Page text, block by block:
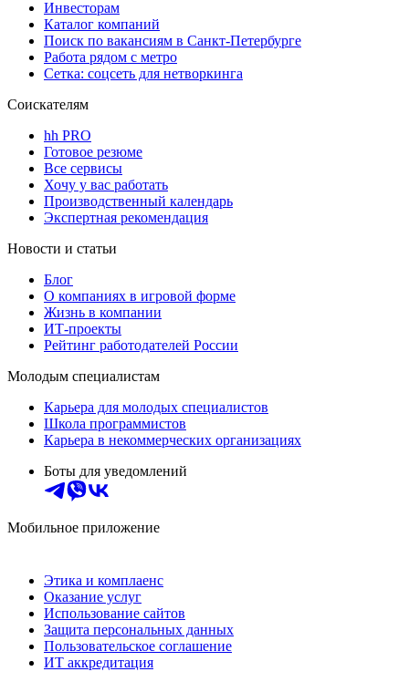
Инвесторам
Каталог компаний
Поиск по вакансиям в Санкт-Петербурге
Работа рядом с метро
Сетка: соцсеть для нетворкинга
Соискателям
hh PRO
Готовое резюме
Все сервисы
Хочу у вас работать
Производственный календарь
Экспертная рекомендация
Новости и статьи
Блог
О компаниях в игровой форме
Жизнь в компании
ИТ-проекты
Рейтинг работодателей России
Молодым специалистам
Карьера для молодых специалистов
Школа программистов
Карьера в некоммерческих организациях
Боты для уведомлений
Мобильное приложение
Этика и комплаенс
Оказание услуг
Использование сайтов
Защита персональных данных
Пользовательское соглашение
ИТ аккредитация